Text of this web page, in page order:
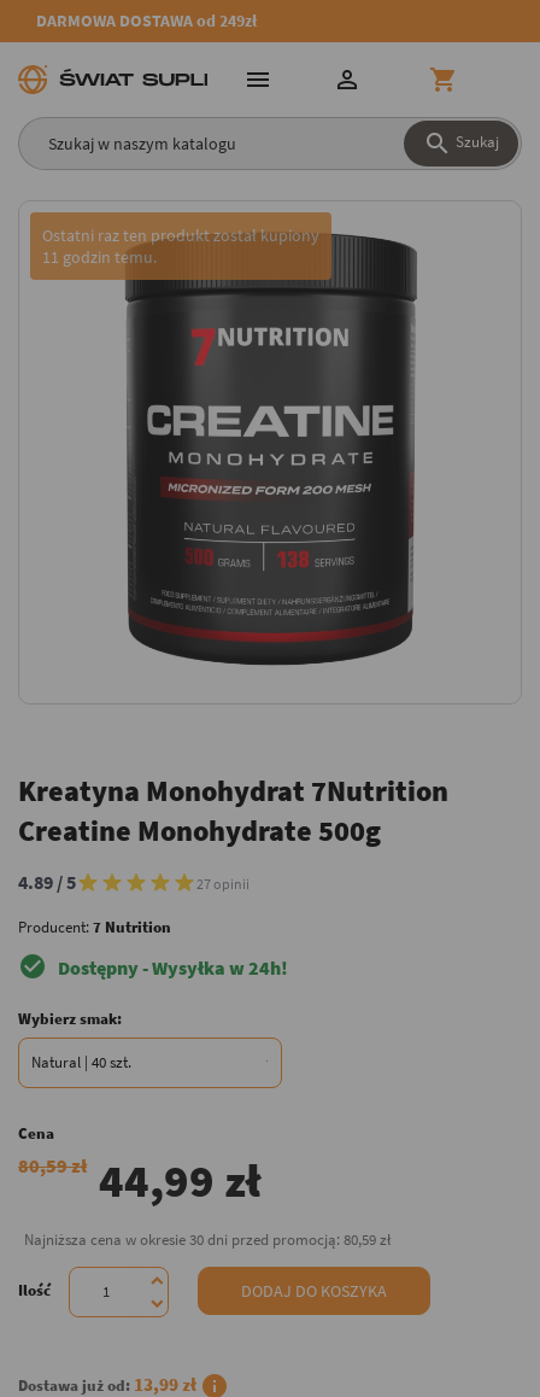
DARMOWA DOSTAWA od 249zł
 Szukaj
  
Ostatni raz ten produkt został kupiony
11 godzin temu.
Kreatyna Monohydrat 7Nutrition
Creatine Monohydrate 500g
4.89 / 5 27 opinii
Producent:7 Nutrition
check_circle Dostępny - Wysyłka w 24h!
Wybierz smak:
Cena
80,59 zł 44,99 zł
Najniższa cena w okresie 30 dni przed promocją: 80,59 zł
Ilość DODAJ DO KOSZYKA
Dostawa już od: 13,99 zł info